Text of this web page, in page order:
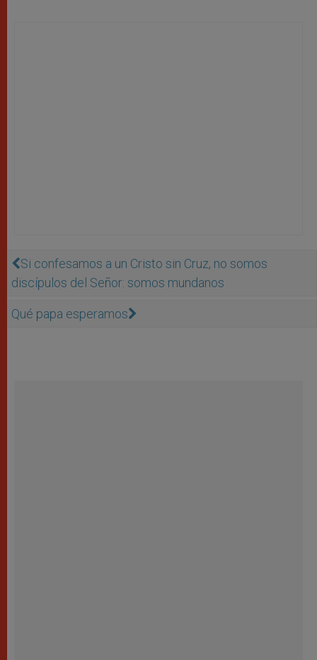
Si confesamos a un Cristo sin Cruz, no somos
discípulos del Señor: somos mundanos
Qué papa esperamos